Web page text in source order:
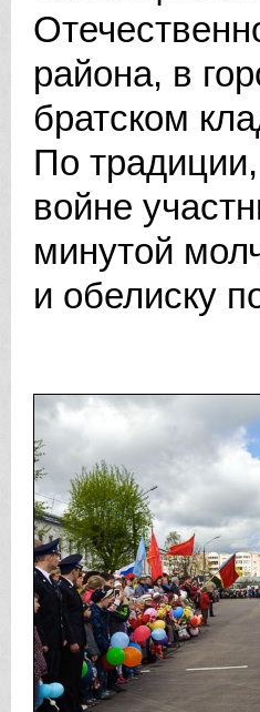
района, в
братском
По
войне
минутой
и обелиску